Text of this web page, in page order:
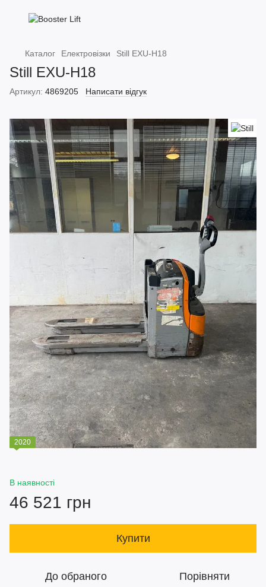
Каталог Електровізки Still EXU-H18
Still EXU-H18
Артикул: 4869205 Написати відгук
2020
В наявності
46 521 грн
Купити
До обраного Порівняти